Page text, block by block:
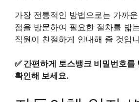
가장 전통적인 방법으로는 가까
점을 방문하여 필요한 절차를 밟
직원이 친절하게 안내해 줄 것입
✅ 간편하게 토스뱅크 비밀번호를
확인해 보세요.